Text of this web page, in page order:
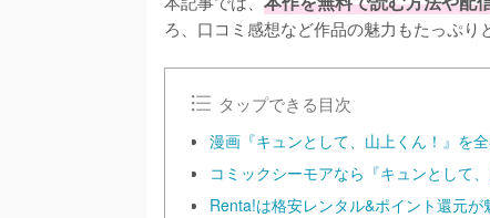
ろ、口コミ感想など作品の魅力もたっぷり
タップできる目次
漫画『キュンとして、山上くん！』を
コミックシーモアなら『キュンとして
Renta!は格安レンタル&ポイント還元が